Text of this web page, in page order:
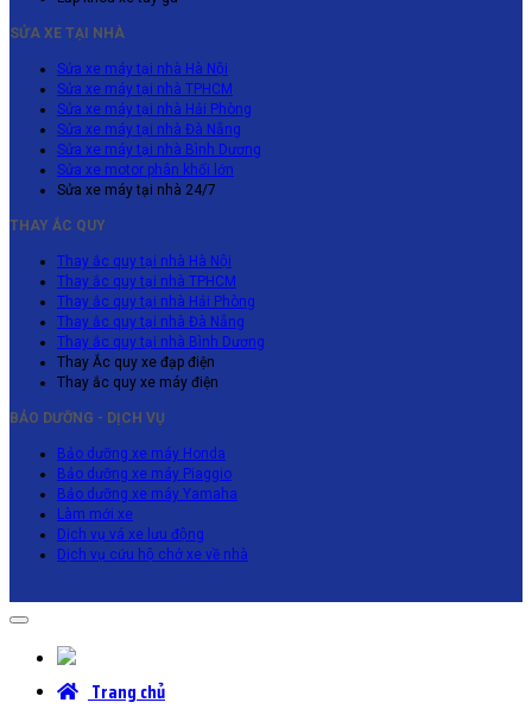
SỬA XE TẠI NHÀ
Sửa xe máy tại nhà Hà Nội
Sửa xe máy tại nhà TPHCM
Sửa xe máy tại nhà Hải Phòng
Sửa xe máy tại nhà Đà Nẵng
Sửa xe máy tại nhà Bình Dương
Sửa xe motor phân khối lớn
Sửa xe máy tại nhà 24/7
THAY ẮC QUY
Thay ắc quy tại nhà Hà Nội
Thay ắc quy tại nhà TPHCM
Thay ắc quy tại nhà Hải Phòng
Thay ắc quy tại nhà Đà Nẵng
Thay ắc quy tại nhà Bình Dương
Thay Ắc quy xe đạp điện
Thay ắc quy xe máy điện
BẢO DƯỠNG - DỊCH VỤ
Bảo dưỡng xe máy Honda
Bảo dưỡng xe máy Piaggio
Bảo dưỡng xe máy Yamaha
Làm mới xe
Dịch vụ vá xe lưu động
Dịch vụ cứu hộ chở xe về nhà
Trang chủ